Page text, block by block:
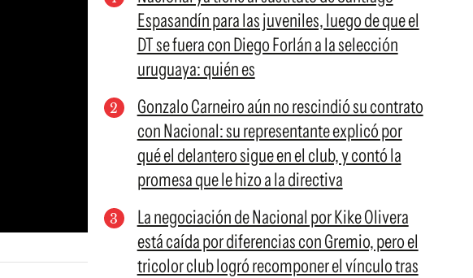
Espasandín para las juveniles, luego de que el
DT se fuera con Diego Forlán a la selección
uruguaya: quién es
Gonzalo Carneiro aún no rescindió su contrato
con Nacional: su representante explicó por
qué el delantero sigue en el club, y contó la
promesa que le hizo a la directiva
La negociación de Nacional por Kike Olivera
está caída por diferencias con Gremio, pero el
tricolor club logró recomponer el vínculo tras